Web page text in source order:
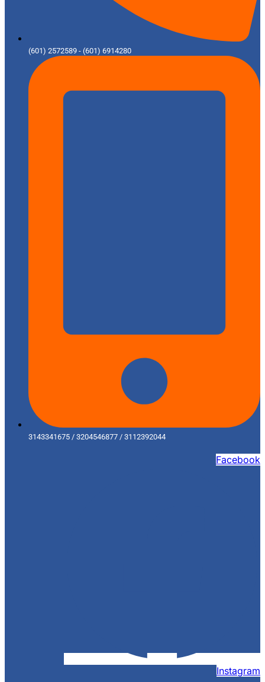
(601) 2572589 - (601) 6914280
3143341675 / 3204546877 / 3112392044
Facebook
Instagram